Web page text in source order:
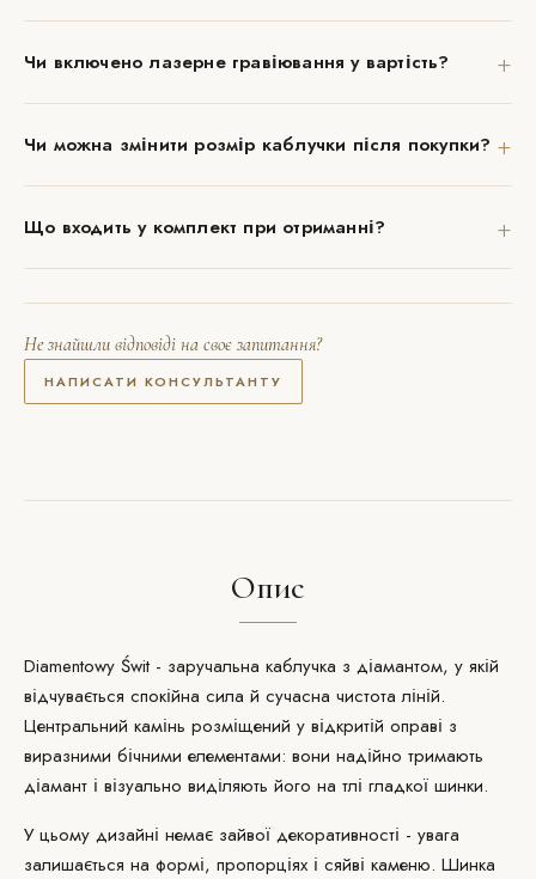
Чи включено лазерне гравіювання у вартість? +
Чи можна змінити розмір каблучки після покупки? +
Що входить у комплект при отриманні? +
Не знайшли відповіді на своє запитання?
НАПИСАТИ КОНСУЛЬТАНТУ
Опис
Diamentowy Świt - заручальна каблучка з діамантом, у якій
відчувається спокійна сила й сучасна чистота ліній.
Центральний камінь розміщений у відкритій оправі з
виразними бічними елементами: вони надійно тримають
діамант і візуально виділяють його на тлі гладкої шинки.
У цьому дизайні немає зайвої декоративності - увага
залишається на формі, пропорціях і сяйві каменю. Шинка